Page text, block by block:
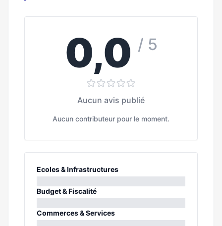
0,0 / 5
Aucun avis publié
Aucun contributeur pour le moment.
Ecoles & Infrastructures
0%
Budget & Fiscalité
0%
Commerces & Services